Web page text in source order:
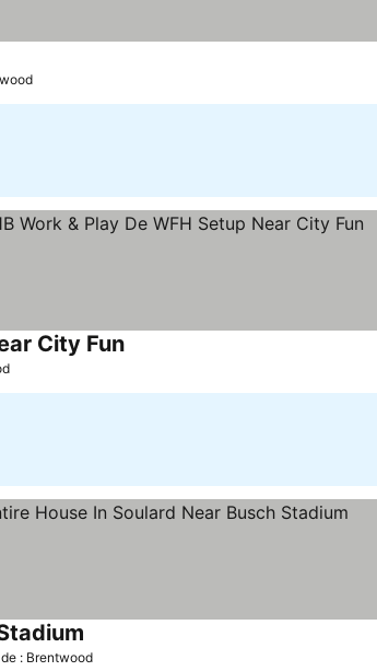
les prix
City FunConsulter les prix
de : Brentwood